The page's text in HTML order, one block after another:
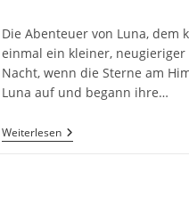
Die Abenteuer von Luna, dem
einmal ein kleiner, neugieriger
Nacht, wenn die Sterne am
Luna auf und begann ihre…
WeiterlesenDie
Abenteuer